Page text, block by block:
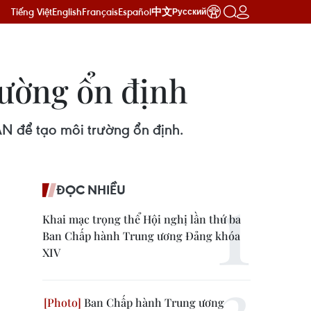
Tiếng ViệtEnglishFrançaisEspañol中文Русский
ổn định
để tạo môi trường ổn định.
ĐỌC NHIỀU
Khai mạc trọng thể Hội nghị lần thứ ba
Ban Chấp hành Trung ương Đảng khóa
XIV
Ban Chấp hành Trung ương